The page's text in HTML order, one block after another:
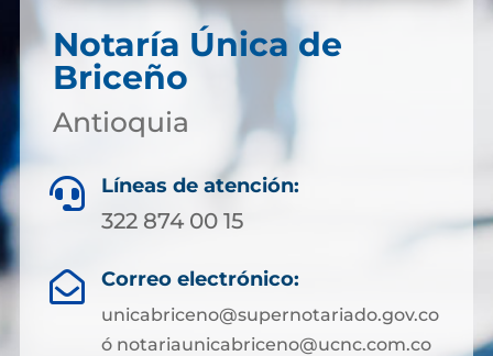
Notaría Única de
Briceño
Antioquia
 Líneas de atención:
322 874 00 15
 Correo electrónico:
unicabriceno@supernotariado.gov.co
ó notariaunicabriceno@ucnc.com.co